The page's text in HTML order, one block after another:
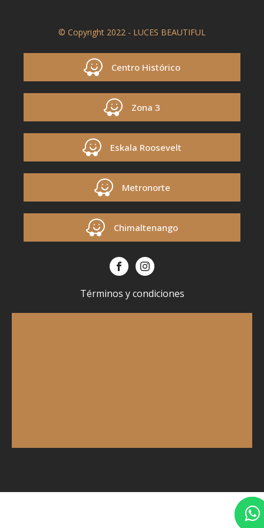
© Copyright 2022 - LUCES BEAUTIFUL
Centro Histórico
Zona 3
Eskala Roosevelt
Metronorte
Chimaltenango
Términos y condiciones